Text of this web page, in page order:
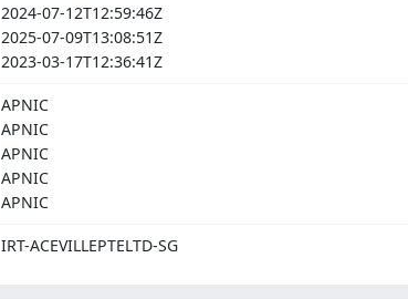
2024-07-12T12:59:46Z
2025-07-09T13:08:51Z
2023-03-17T12:36:41Z
APNIC
APNIC
APNIC
APNIC
APNIC
IRT-ACEVILLEPTELTD-SG